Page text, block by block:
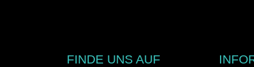
FINDE UNS AUF